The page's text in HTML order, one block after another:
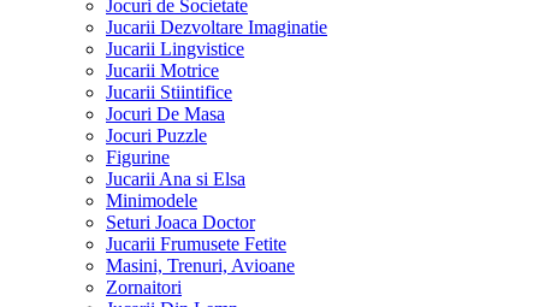
Jocuri de Societate
Jucarii Dezvoltare Imaginatie
Jucarii Lingvistice
Jucarii Motrice
Jucarii Stiintifice
Jocuri De Masa
Jocuri Puzzle
Figurine
Jucarii Ana si Elsa
Minimodele
Seturi Joaca Doctor
Jucarii Frumusete Fetite
Masini, Trenuri, Avioane
Zornaitori